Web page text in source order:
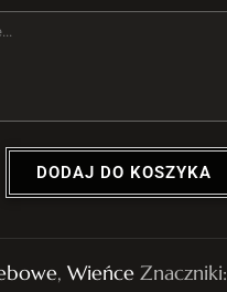
DODAJ DO KOSZYKA
, Wieńce Znaczniki: